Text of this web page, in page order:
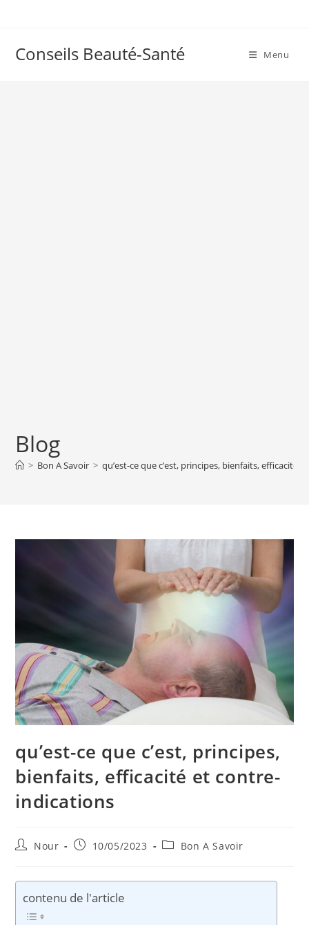
Conseils Beauté-Santé Menu
Blog
> Bon A Savoir > qu’est-ce que c’est, principes, bienfaits, efficacité
qu’est-ce que c’est, principes,
bienfaits, efficacité et contre-
indications
Auteur/autrice
publication :
Nour
Publication
10/05/2023
PostBon A Savoir
contenu de l'article